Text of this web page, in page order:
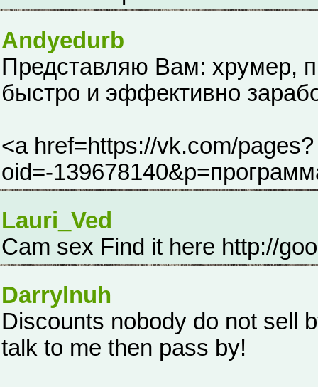
Andyedurb
Представляю Вам: хрумер,
быстро и эффективно
<a href=https://vk.com/pages?
oid=-
Lauri_Ved
Cam sex Find it here http://
Darrylnuh
Discounts nobody do not sell
talk to me then pass by!